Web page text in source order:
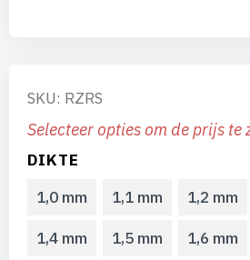
SKU: RZRS
Selecteer opties om de prijs te
DIKTE
1,0 mm
1,1 mm 1,2 mm
1,4 mm 1,5 mm 1,6 mm